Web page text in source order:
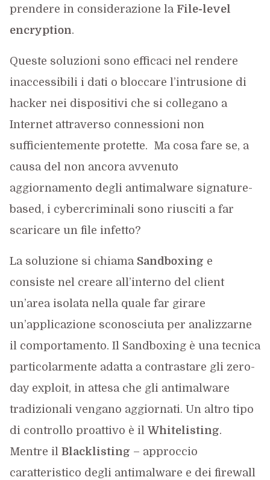
prendere in considerazione la File-level
encryption.
Queste soluzioni sono efficaci nel rendere
inaccessibili i dati o bloccare l’intrusione di
hacker nei dispositivi che si collegano a
Internet attraverso connessioni non
sufficientemente protette. Ma cosa fare se, a
causa del non ancora avvenuto
aggiornamento degli antimalware signature-
based, i cybercriminali sono riusciti a far
scaricare un file infetto?
La soluzione si chiama Sandboxing e
consiste nel creare all’interno del client
un’area isolata nella quale far girare
un’applicazione sconosciuta per analizzarne
il comportamento. Il Sandboxing è una tecnica
particolarmente adatta a contrastare gli zero-
day exploit, in attesa che gli antimalware
tradizionali vengano aggiornati. Un altro tipo
di controllo proattivo è il Whitelisting.
Mentre il Blacklisting – approccio
caratteristico degli antimalware e dei firewall